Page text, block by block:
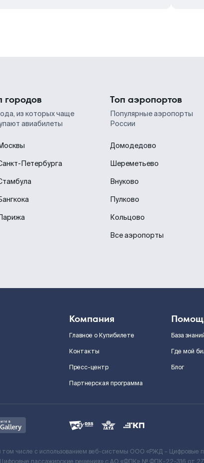
городов
из которых чаще
авиабилеты
Петербурга
Топ аэропортов
Популярные аэропорты
России
Домодедово
Шереметьево
Внуково
Пулково
Кольцово
Все аэропорты
Компания
Главное о Купибилете
Контакты
Пресс-центр
Партнерская программа
База
Где мой
Блог
числе с использованием веб-системы ООО «РЖД –